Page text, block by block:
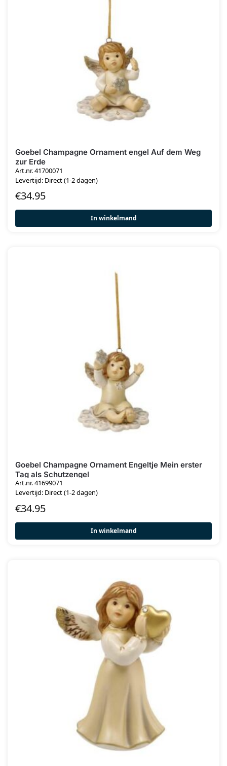
Goebel Champagne Ornament engel Auf dem Weg
zur Erde
Art.nr. 41700071
Levertijd: Direct (1-2 dagen)
€34.95
In winkelmand
Goebel Champagne Ornament Engeltje Mein erster
Tag als Schutzengel
Art.nr. 41699071
Levertijd: Direct (1-2 dagen)
€34.95
In winkelmand